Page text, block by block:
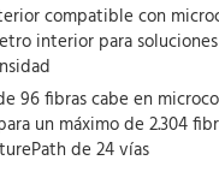
compatible con
interior para
96 fibras cabe en
un máximo de 2.304
de 24 vías